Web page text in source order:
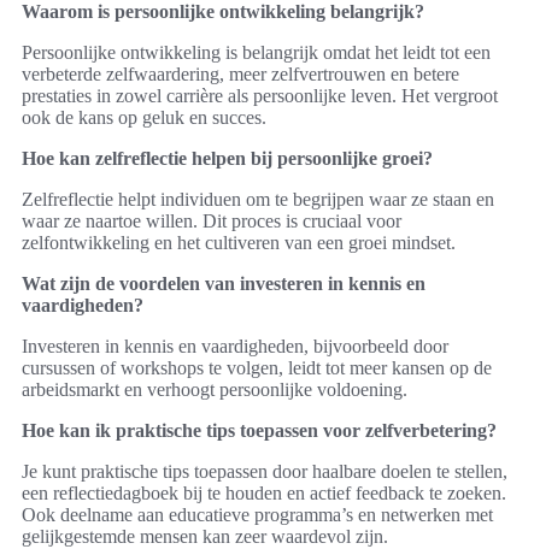
Waarom is persoonlijke ontwikkeling belangrijk?
Persoonlijke ontwikkeling is belangrijk omdat het leidt tot een
verbeterde zelfwaardering, meer zelfvertrouwen en betere
prestaties in zowel carrière als persoonlijke leven. Het vergroot
ook de kans op geluk en succes.
Hoe kan zelfreflectie helpen bij persoonlijke groei?
Zelfreflectie helpt individuen om te begrijpen waar ze staan en
waar ze naartoe willen. Dit proces is cruciaal voor
zelfontwikkeling en het cultiveren van een groei mindset.
Wat zijn de voordelen van investeren in kennis en
vaardigheden?
Investeren in kennis en vaardigheden, bijvoorbeeld door
cursussen of workshops te volgen, leidt tot meer kansen op de
arbeidsmarkt en verhoogt persoonlijke voldoening.
Hoe kan ik praktische tips toepassen voor zelfverbetering?
Je kunt praktische tips toepassen door haalbare doelen te stellen,
een reflectiedagboek bij te houden en actief feedback te zoeken.
Ook deelname aan educatieve programma’s en netwerken met
gelijkgestemde mensen kan zeer waardevol zijn.